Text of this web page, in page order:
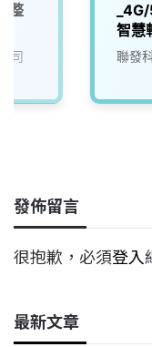
整
司
智慧
聯發
發佈留言
很抱歉，必須登入
最新文章